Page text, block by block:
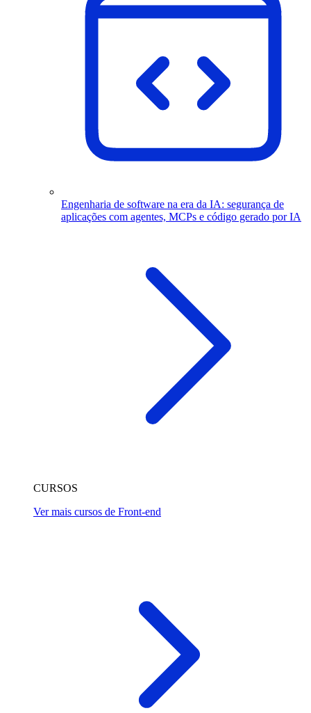
Engenharia de software na era da IA: segurança de
aplicações com agentes, MCPs e código gerado por IA
CURSOS
Ver mais cursos de Front-end